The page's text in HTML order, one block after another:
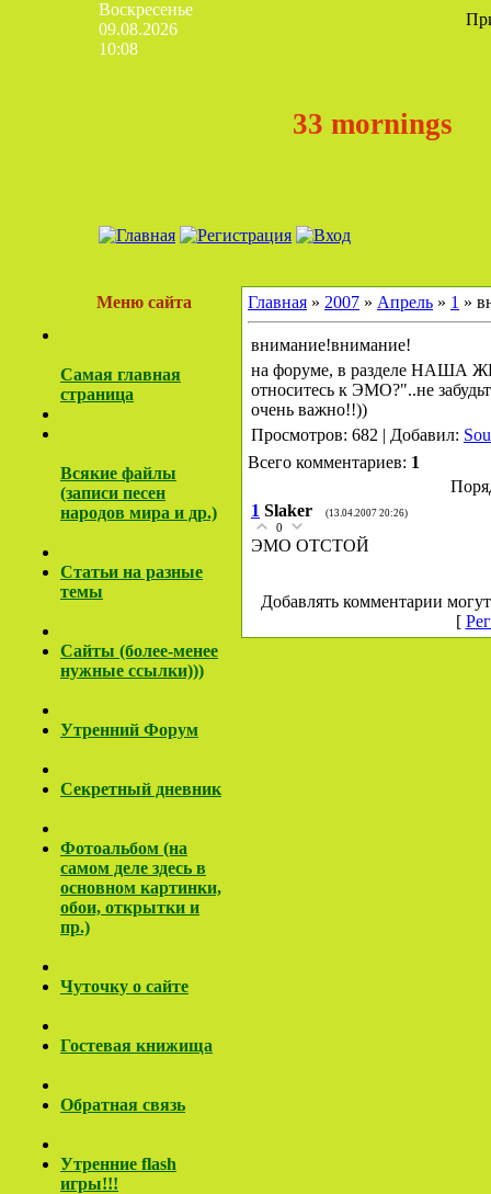
Воскресенье
09.08.2026
10:08
33 mornings
Меню сайта
Самая главная
страница
Всякие файлы
(записи песен
народов мира и др.)
Cтатьи на разные
темы
Сайты (более-менее
нужные ссылки)))
Утренний Форум
Секретный дневник
Фотоальбом (на
самом деле здесь в
основном картинки,
обои, открытки и
пр.)
Чуточку о сайте
Гостевая книжища
Обратная связь
Утренние flash
игры!!!
Главная » 2007 » Апрель » 1 »
внимание!внимание!
на форуме, в разделе НАША
относитесь к ЭМО?"..не
очень важно!!))
Просмотров: 682 | Добавил:
Всего комментариев: 1
1 Slaker (13.04.2007 20:26)
0
ЭМО ОТСТОЙ
Добавлять комментарии
[